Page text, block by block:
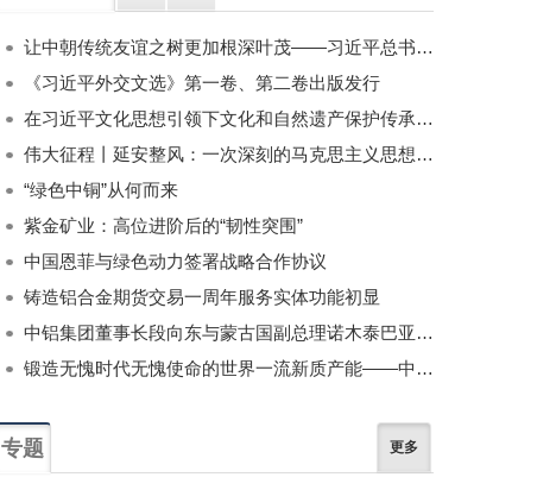
让中朝传统友谊之树更加根深叶茂——习近平总书记对朝鲜进行国事访问纪实
《习近平外交文选》第一卷、第二卷出版发行
在习近平文化思想引领下文化和自然遗产保护传承利用工作开创新局面
伟大征程丨延安整风：一次深刻的马克思主义思想教育运动
“绿色中铜”从何而来
紫金矿业：高位进阶后的“韧性突围”
中国恩菲与绿色动力签署战略合作协议
铸造铝合金期货交易一周年服务实体功能初显
中铝集团董事长段向东与蒙古国副总理诺木泰巴亚尔举行会谈
锻造无愧时代无愧使命的世界一流新质产能——中国有色金属工业的战略应对与破局之道（二）
专题 更多